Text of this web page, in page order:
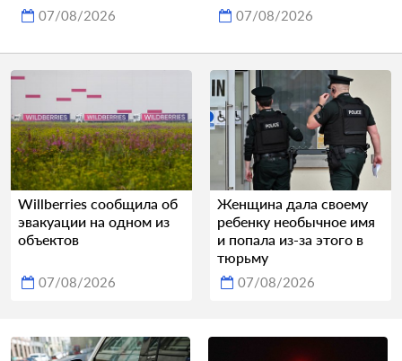
07/08/2026 07/08/2026
Willberries сообщила об
эвакуации на одном из
объектов
07/08/2026
Женщина дала своему
ребенку необычное имя
и попала из-за этого в
тюрьму
07/08/2026